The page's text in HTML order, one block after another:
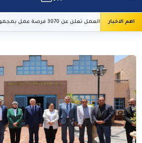
اهم الاخبار
وزارة العمل تعلن عن 3070 فرصة عمل بمجموعة مقاولات شهيرة